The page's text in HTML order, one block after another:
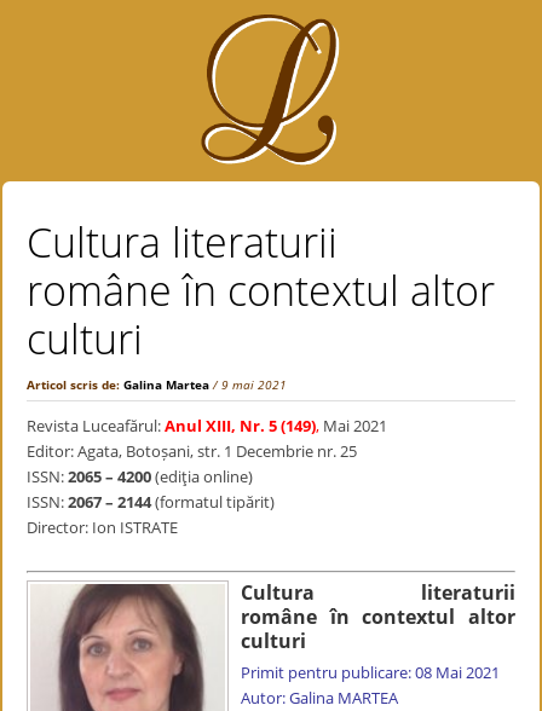
Cultura literaturii
române în contextul altor
culturi
Articol scris de:Galina Martea / 9 mai 2021
Revista Luceafărul:Anul XIII, Nr. 5 (149), Mai 2021
Editor: Agata, Botoșani, str. 1 Decembrie nr. 25
ISSN:2065 – 4200(ediţia online)
ISSN:2067 – 2144(formatul tipărit)
Director: Ion ISTRATE
Cultura literaturii
române în contextul altor
culturi
Primit pentru publicare: 08 Mai 2021
Autor: Galina MARTEA